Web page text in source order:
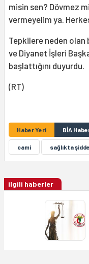
misin sen? Dövmez
vermeyelim ya.
Tepkilere neden olan
ve Diyanet İşleri
başlattığını duyurdu.
(RT)
Haber Yeri BİA
cami sağlıkta
ilgili haberler